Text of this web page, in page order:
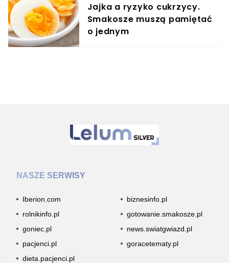
Jajka a ryzyko cukrzycy.
Smakosze muszą pamiętać
o jednym
NASZE SERWISY
Iberion.com
biznesinfo.pl
rolnikinfo.pl
gotowanie.smakosze.pl
goniec.pl
news.swiatgwiazd.pl
pacjenci.pl
goracetematy.pl
dieta.pacjenci.pl